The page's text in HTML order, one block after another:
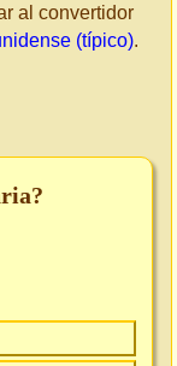
al convertidor
(típico).